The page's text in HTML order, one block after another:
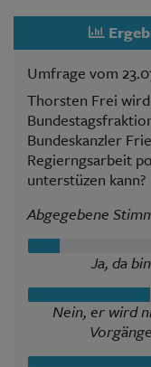
Umfrage vom
Thorsten Frei
Bundeskanzler
Regierngsarbeit
unterstüzen kann?
Abgegebene
Ja, da
Nein, er wird